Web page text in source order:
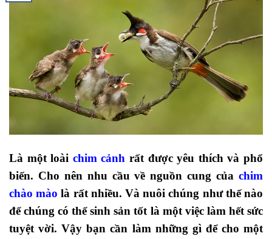
Là một loài chim cảnh rất được yêu thích và phổ
biến. Cho nên nhu cầu về nguồn cung của chim
chào mào là rất nhiều. Và nuôi chúng như thế nào
để chúng có thể sinh sản tốt là một việc làm hết sức
tuyệt vời. Vậy bạn cần làm những gì để cho một